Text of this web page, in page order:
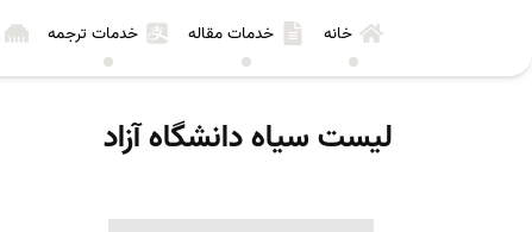
خانه خدمات مقاله خدمات ترجمه
لیست سیاه دانشگاه آزاد